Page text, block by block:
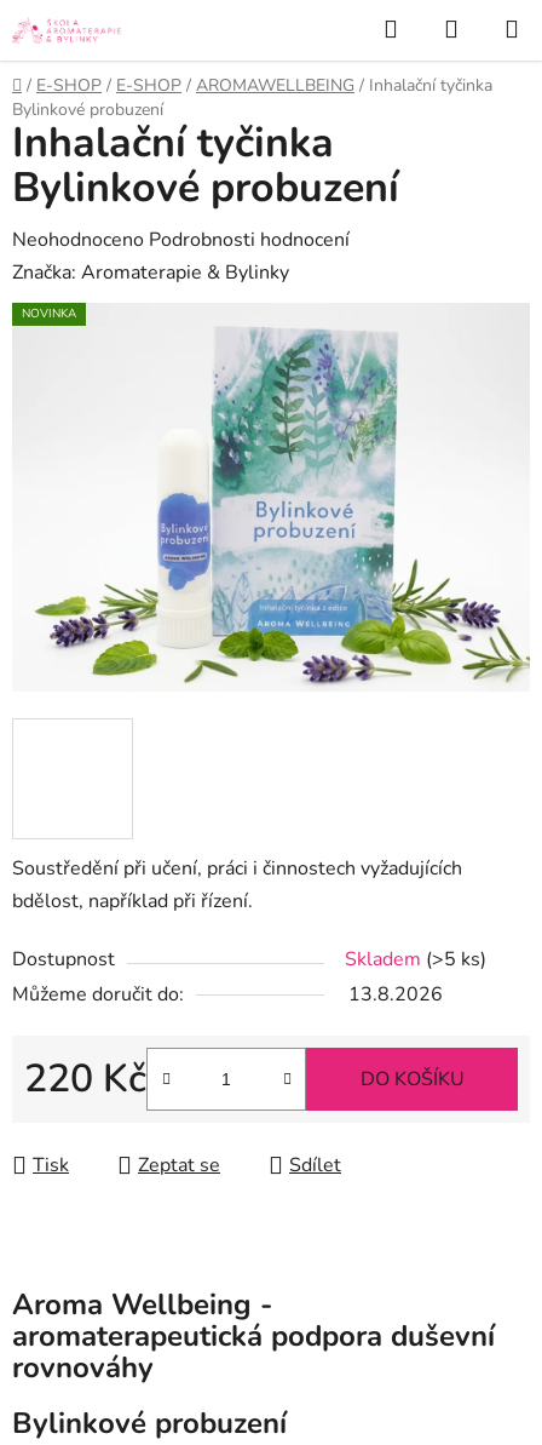
Přejít
na
obsah
Hledat
KOŠÍK
Domů
/ E-SHOP / E-SHOP / AROMAWELLBEING / Inhalační tyčinka
Bylinkové probuzení
Soustředění při učení, práci i činnostech vyžadujících
bdělost, například při řízení.
Dostupnost Skladem (>5 ks)
Můžeme doručit do:
13.8.2026
220 Kč DO KOŠÍKU
Tisk Zeptat se Sdílet
Inhalační tyčinka
Bylinkové probuzení
Průměrné
hodnocení
produktu
Neohodnoceno Podrobnosti hodnocení
Značka: Aromaterapie & Bylinky
NOVINKA
Aroma Wellbeing -
aromaterapeutická podpora duševní
rovnováhy
Bylinkové probuzení